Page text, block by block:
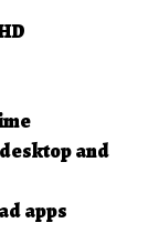
and
apps